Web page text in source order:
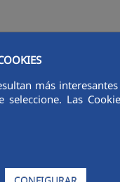
más
Las
SOSTENIBILIDAD